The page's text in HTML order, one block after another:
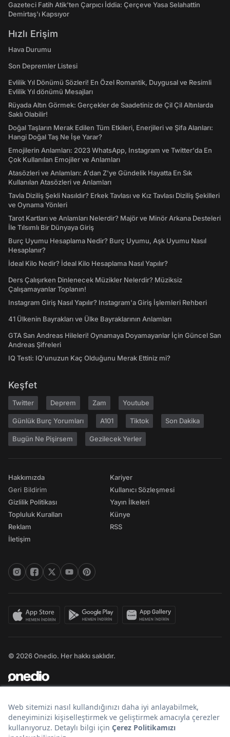
Gazeteci Fatih Atik'ten Çarpıcı İddia: Çerçeve Yasa Selahattin
Demirtaş'ı Kapsıyor
Hızlı Erişim
Hava Durumu
Son Depremler Listesi
Evlilik Yıl Dönümü Sözleri! En Özel Romantik, Duygusal ve Resimli
Evlilik Yıl dönümü Mesajları
Rüyada Altın Görmek: Gerçekler de Saadetiniz de Çil Çil Altınlarda
Saklı Olabilir!
Doğal Taşların Merak Edilen Tüm Etkileri, Enerjileri ve Şifa Alanları:
Hangi Doğal Taş Ne İşe Yarar?
Emojilerin Anlamları: 2023 WhatsApp, Instagram ve Twitter'da En
Çok Kullanılan Emojiler ve Anlamları
Atasözleri ve Anlamları: A'dan Z'ye Gündelik Hayatta En Sık
Kullanılan Atasözleri ve Anlamları
Tavla Diziliş Şekli Nasıldır? Erkek Tavlası ve Kız Tavlası Diziliş Şekilleri
ve Oynama Yönleri
Tarot Kartları ve Anlamları Nelerdir? Majör ve Minör Arkana Desteleri
İle Tılsımlı Bir Dünyaya Giriş
Burç Uyumu Hesaplama Nedir? Burç Uyumu, Aşk Uyumu Nasıl
Hesaplanır?
İdeal Kilo Nedir? İdeal Kilo Hesaplama Nasıl Yapılır?
Ders Çalışırken Dinlenecek Müzikler Nelerdir? Müziksiz
Çalışamayanlar Toplanın!
Instagram Giriş Nasıl Yapılır? Instagram'a Giriş İşlemleri Rehberi
41 Ülkenin Bayrakları ve Ülke Bayraklarının Anlamları
GTA San Andreas Hileleri! Oynamaya Doyamayanlar İçin Güncel San
Andreas Şifreleri
IQ Testi: IQ'unuzun Kaç Olduğunu Merak Ettiniz mi?
Keşfet
Twitter Deprem Zam Youtube
Günlük Burç Yorumları A101 Tiktok Son Dakika
Bugün Ne Pişirsem Gezilecek Yerler
Hakkımızda
Geri Bildirim
Gizlilik Politikası
Topluluk Kuralları
Reklam
İletişim
Kariyer
Kullanıcı Sözleşmesi
Yayın İlkeleri
Künye
RSS
© 2026 Onedio. Her hakkı saklıdır.
Bir markasıdır.